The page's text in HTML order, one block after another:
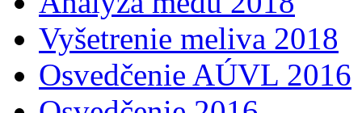
Vyšetrenie meliva 2018
Osvedčenie AÚVL 2016